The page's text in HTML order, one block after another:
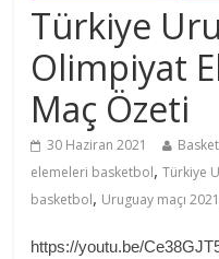
Türkiye
Olimpiyat
Maç Özeti
30 Haziran 2021
elemeleri basketbol,Türkiye
basketbol, Uruguay maçı 2021
https://youtu.be/